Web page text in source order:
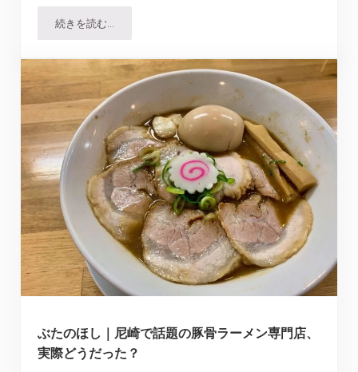
続きを読む…餃子屋 満園 三宮店が予想以上にアジアンチックだったけ
ぶたのほし｜尼崎で話題の豚骨ラーメン専門店、
実際どうだった？